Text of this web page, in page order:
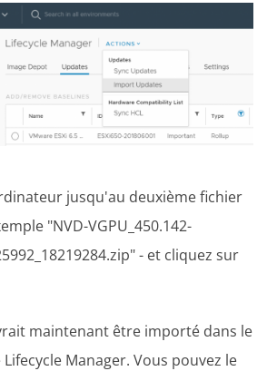
jusqu'au deuxième fichier
"NVD-VGPU_450.142-
- et cliquez sur
maintenant être importé dans le
Manager. Vous pouvez le